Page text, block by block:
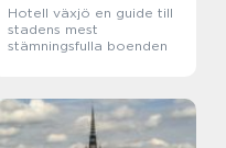
Hotell växjö en guide till
stadens mest
stämningsfulla boenden